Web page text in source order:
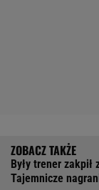
Były trener zakpił
Tajemnicze